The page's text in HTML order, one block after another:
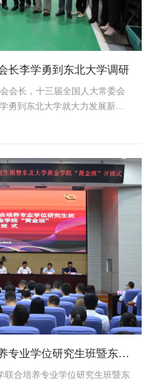
长李学勇到东北大学调研
会长，十三届全国人大常委会
勇到东北大学就大力发展新质
书记、副会长王延祜，辽宁省
大学的百年发展历程，走访了
室，看望慰问中国...
中国黄金—东北大学联合培养专业学位研究生班暨东北大学黄金学院“黄金班”开班式召开
合培养专业学位研究生班暨东